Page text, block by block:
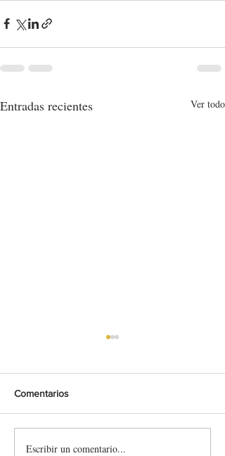
Entradas recientes Ver todo
St.Ursanne - Les Rangiers
Comentarios
Escribir un comentario...